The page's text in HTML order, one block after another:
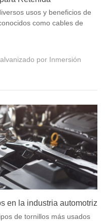
usos y beneficios de
como cables de
por Inmersión
en la industria automotriz
de tornillos más usados